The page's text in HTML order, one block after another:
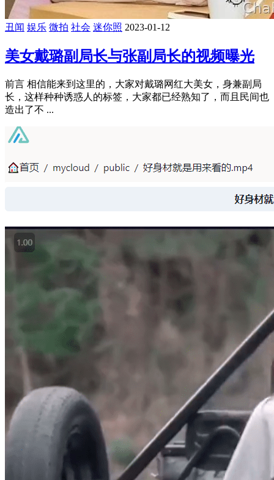
丑闻 娱乐 微拍 社会 迷你照 2023-01-12
美女戴璐副局长与张副局长的视频曝光
前言 相信能来到这里的，大家对戴璐网红大美女，身兼副局
长，这样种种诱惑人的标签，大家都已经熟知了，而且民间也
造出了不 ...